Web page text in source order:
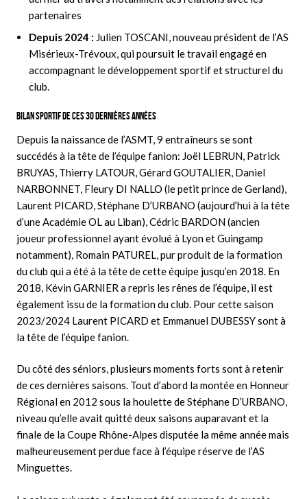
partenaires
Depuis 2024 : Julien TOSCANI, nouveau président de l’AS
Misérieux-Trévoux, qui poursuit le travail engagé en
accompagnant le développement sportif et structurel du
club.
BILAN SPORTIF DE CES 30 DERNIÈRES ANNÉES
Depuis la naissance de l’ASMT, 9 entraîneurs se sont
succédés à la tête de l’équipe fanion: Joël LEBRUN, Patrick
BRUYAS, Thierry LATOUR, Gérard GOUTALIER, Daniel
NARBONNET, Fleury DI NALLO (le petit prince de Gerland),
Laurent PICARD, Stéphane D’URBANO (aujourd’hui à la tête
d’une Académie OL au Liban), Cédric BARDON (ancien
joueur professionnel ayant évolué à Lyon et Guingamp
notamment), Romain PATUREL, pur produit de la formation
du club qui a été à la tête de cette équipe jusqu’en 2018. En
2018, Kévin GARNIER a repris les rênes de l’équipe, il est
également issu de la formation du club. Pour cette saison
2023/2024 Laurent PICARD et Emmanuel DUBESSY sont à
la tête de l’équipe fanion.
Du côté des séniors, plusieurs moments forts sont à retenir
de ces dernières saisons. Tout d’abord la montée en Honneur
Régional en 2012 sous la houlette de Stéphane D’URBANO,
niveau qu’elle avait quitté deux saisons auparavant et la
finale de la Coupe Rhône-Alpes disputée la même année mais
malheureusement perdue face à l’équipe réserve de l’AS
Minguettes.